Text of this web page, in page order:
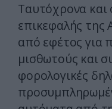
Ταυτόχρονα και
επικεφαλής της
από εφέτος για
μισθωτούς και
φορολογικές